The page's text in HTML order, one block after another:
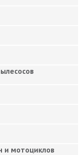
и мотоциклов